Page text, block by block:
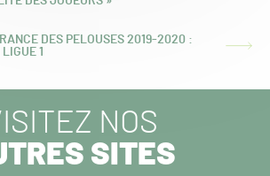
DES PELOUSES 2019-2020 :
1
NOS
SITES